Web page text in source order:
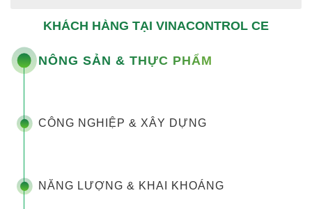
KHÁCH HÀNG TẠI VINACONTROL CE
NÔNG SẢN & THỰC PHẨM
CÔNG NGHIỆP & XÂY DỰNG
NĂNG LƯỢNG & KHAI KHOÁNG